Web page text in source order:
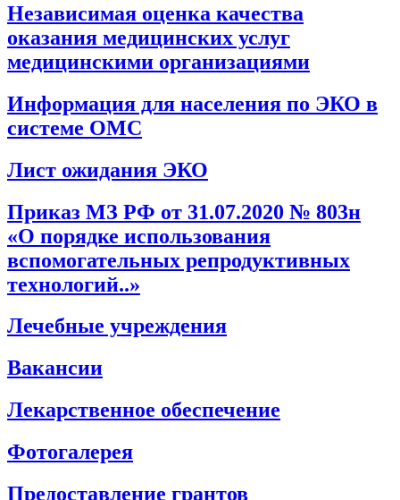
Независимая оценка качества
оказания медицинских услуг
медицинскими организациями
Информация для населения по ЭКО в
системе ОМС
Лист ожидания ЭКО
Приказ МЗ РФ от 31.07.2020 № 803н
«О порядке использования
вспомогательных репродуктивных
технологий..»
Лечебные учреждения
Вакансии
Лекарственное обеспечение
Фотогалерея
Предоставление грантов